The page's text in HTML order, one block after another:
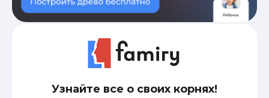
Узнайте все о своих корнях!